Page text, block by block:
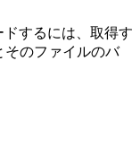
するには、取得す
そのファイルのバ